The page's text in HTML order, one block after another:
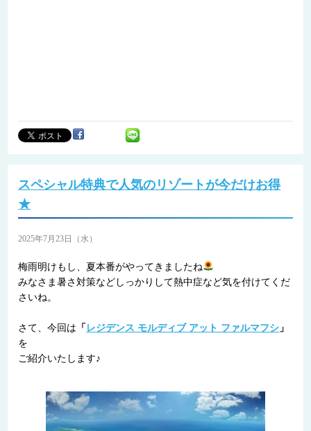
スペシャル特典で人気のリゾートが今だけお得
★
2025年7月23日（水）
梅雨明けもし、夏本番がやってきましたね
みなさま暑さ対策などしっかりして熱中症など気を付けてくだ
さいね。
さて、今回は 「 レジデンス モルディブ アット ファルマフシ 」
を
ご紹介いたします♪